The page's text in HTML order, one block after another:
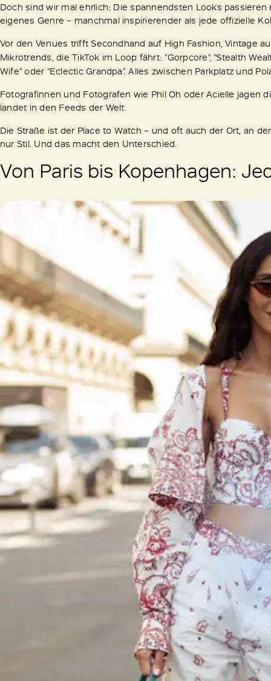
Doch sind wir mal ehrlich: Die spannendsten Looks
eigenes Genre – manchmal inspirierender als jede offizielle
Vor den Venues trifft Secondhand auf High Fashion, Vintage
Mikrotrends, die TikTok im Loop fährt: "Gorpcore", "Stealth
Wife" oder "Eclectic Grandpa". Alles zwischen Parkplatz und
Fotografinnen und Fotografen wie Phil Oh oder Acielle jagen
landet in den Feeds der Welt.
Die Straße ist der Place to Watch – und oft auch der Ort, an
nur Stil. Und das macht den Unterschied.
Von Paris bis Kopenhagen: